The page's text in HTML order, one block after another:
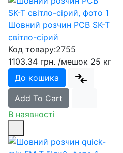
Шовний розчин PCB SK-T
світло-сірий
Код товару:2755
1103.34 грн. /мешок 25 кг
До кошика
Add To Cart
В наявності